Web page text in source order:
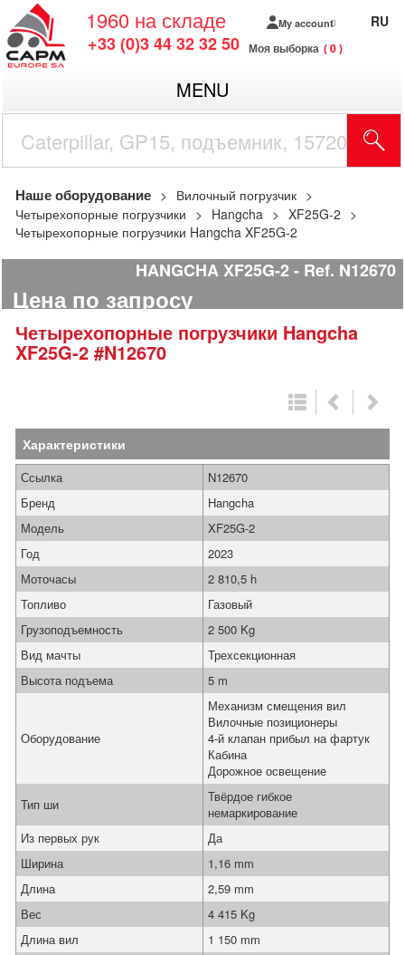
1960 на складе
+33 (0)3 44 32 32 50
My account
Моя выборка 0
RU
MENU
Наше оборудование
Вилочный погрузчик
Четырехопорные погрузчики
Hangcha
XF25G-2
Четырехопорные погрузчики Hangcha XF25G-2
HANGCHA XF25G-2 Ref. N12670
Цена по запросу
Четырехопорные погрузчики Hangcha
XF25G-2 #N12670
Характеристики
Ссылка
N12670
Бренд
Hangcha
Модель
XF25G-2
Год
2023
Моточасы
2 810,5 h
Топливо
Газовый
Грузоподъемность
2 500 Kg
Вид мачты
Трехсекционная
Высота подъема
5 m
Оборудование
Механизм смещения вил
Вилочные позиционеры
4-й клапан прибыл на фартук
Кабина
Дорожное освещение
Тип ши
Твёрдое гибкое
немаркирование
Из первых рук
Да
Ширина
1,16 mm
Длина
2,59 mm
Вес
4 415 Kg
Длина вил
1 150 mm